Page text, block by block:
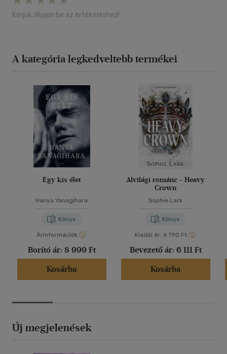
Kérjük, lépjen be az értékeléshez!
A kategória legkedveltebb termékei
Egy kis élet
Hanya Yanagihara
Könyv
Árinformációk
Borító ár: 8 999 Ft
Kosárba
Alvilági románc - Heavy
Crown
Sophie Lark
Könyv
Kiadói ár: 6 790 Ft
Bevezető ár: 6 111 Ft
Kosárba
Új megjelenések